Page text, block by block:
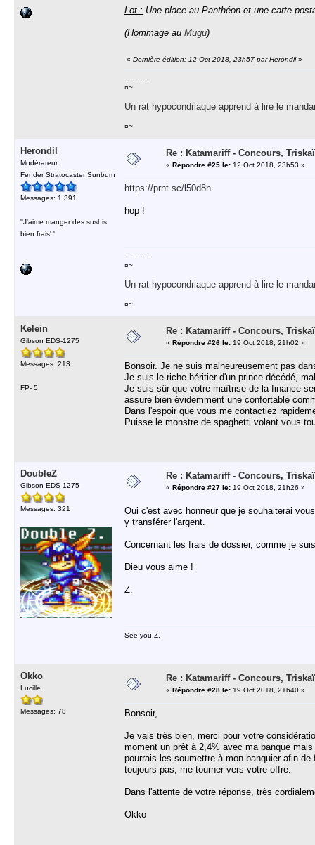
Lot : Une place au Panthéon et une carte
(Hommage au Mugu)
« Dernière édition: 12 Oct 2018, 23h57 par Herondil»
-----------
¤~
Un rat hypocondriaque apprend à lire le
¤~
Herondil
Modérateur
Fender Stratocaster Sunburn
Messages: 1 391
''J'aime manger des sushis
bien frais'.'
Re : Katamariff - Concours,
« Répondre #25 le: 12 Oct 2018, 23h53 »
https://prnt.sc/l50d8n
hop !
-----------
¤~
Un rat hypocondriaque apprend à lire le
¤~
Kelein
Gibson EDS-1275
Messages: 213
FP- 5
Re : Katamariff - Concours,
« Répondre #26 le: 19 Oct 2018, 21h02 »
Bonsoir. Je ne suis malheureusement pas
Je suis le riche héritier d'un prince décédé,
Je suis sûr que votre maîtrise de la finance
assure bien évidemment une confortable
Dans l'espoir que vous me contactiez
Puisse le monstre de spaghetti volant vous
DoubleZ
Gibson EDS-1275
Messages: 321
Re : Katamariff - Concours,
« Répondre #27 le: 19 Oct 2018, 21h26 »
Oui c'est avec honneur que je souhaiterai
y transférer l'argent.
Concernant les frais de dossier, comme je
Dieu vous aime !
Z.
See you Z.
Okko
Lucille
Messages: 78
Re : Katamariff - Concours,
« Répondre #28 le: 19 Oct 2018, 21h40 »
Bonsoir,
Je vais très bien, merci pour votre
moment un prêt à 2,4% avec ma banque
pourrais les soumettre à mon banquier afin
toujours pas, me tourner vers votre offre.
Dans l'attente de votre réponse, très
Okko